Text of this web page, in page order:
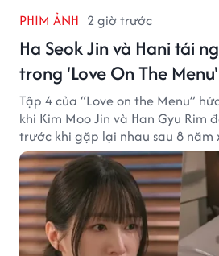
PHIM ẢNH 2 giờ trước
Ha Seok Jin và Hani tái
trong 'Love On The Menu'
Tập 4 của “Love on the Menu”
khi Kim Moo Jin và Han Gyu Rim
trước khi gặp lại nhau sau 8 năm